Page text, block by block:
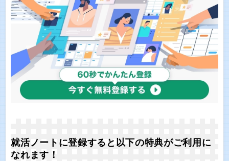
就活ノートに登録すると以下の特典がご利用に
なれます！